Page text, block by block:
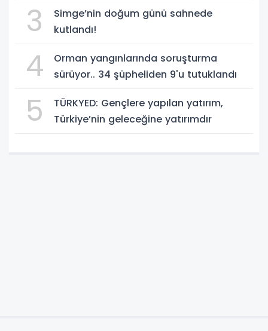
3
Simge’nin doğum günü sahnede
kutlandı!
4
Orman yangınlarında soruşturma
sürüyor.. 34 şüpheliden 9'u tutuklandı
5
TÜRKYED: Gençlere yapılan yatırım,
Türkiye’nin geleceğine yatırımdır